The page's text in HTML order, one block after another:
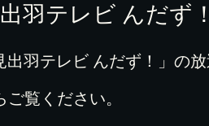
羽テレビ んだず！
羽テレビ んだず！」の放
覧ください。